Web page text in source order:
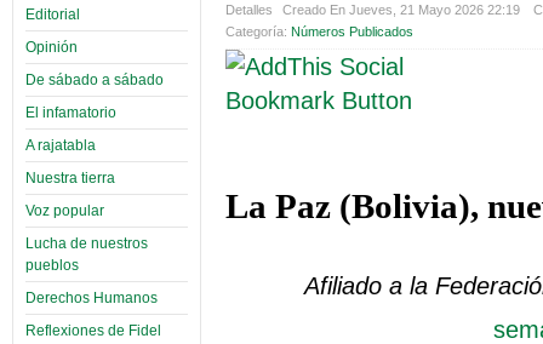
Editorial
Opinión
De sábado a sábado
El infamatorio
A rajatabla
Nuestra tierra
Voz popular
Lucha de nuestros
pueblos
Derechos Humanos
Reflexiones de Fidel
Detalles Creado En Jueves, 21 Mayo 2026 22:19
Categoría: Números Publicados
La Paz (Bolivia),
Afiliado a la